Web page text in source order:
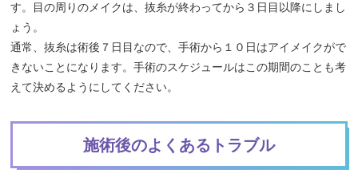
す。目の周りのメイクは、抜糸が終わってから３日目以降にしまし
ょう。
通常、抜糸は術後７日目なので、手術から１０日はアイメイクがで
きないことになります。手術のスケジュールはこの期間のことも考
えて決めるようにしてください。
施術後のよくあるトラブル